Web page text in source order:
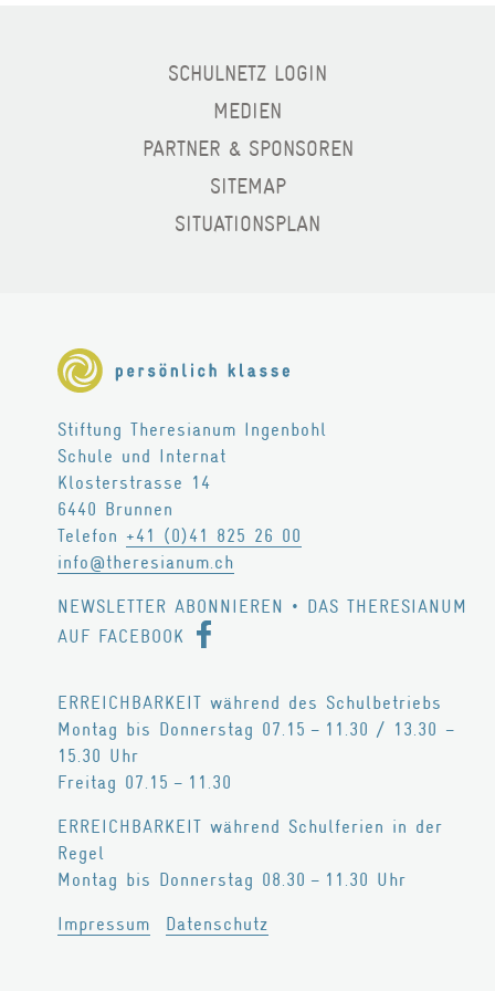
TARIFE
Theresianum
ÜBER UNS
Philosophie
Geschichte
Trägerschaft
Infrastruktur
Legate / Erbschaften
MITARBEITENDE
Lehrpersonen
Wohnen
Marketing / Kommunikation
SCHULNETZ LOGIN
MEDIEN
PARTNER & SPONSOREN
SITEMAP
SITUATIONSPLAN
Stiftung Theresianum Ingenbohl
Schule und Internat
Klosterstrasse 14
6440 Brunnen
Telefon +41 (0)41 825 26 00
info@theresianum.ch
NEWSLETTER ABONNIEREN • DAS THERESIANUM
AUF FACEBOOK
ERREICHBARKEIT während des Schulbetriebs
Montag bis Donnerstag 07.15 – 11.30 / 13.30 –
15.30 Uhr
Freitag 07.15 – 11.30
ERREICHBARKEIT während Schulferien in der
Regel
Montag bis Donnerstag 08.30 – 11.30 Uhr
Impressum Datenschutz